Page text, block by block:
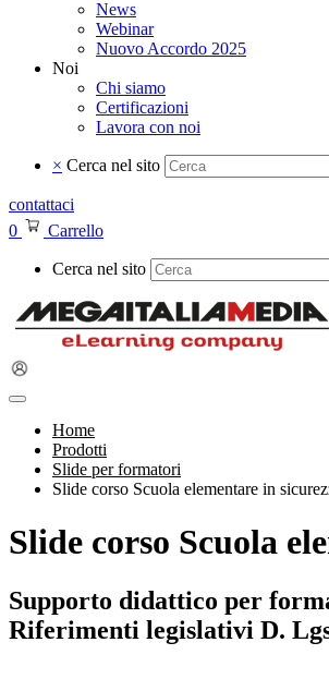
News
Webinar
Nuovo Accordo 2025
Noi
Chi siamo
Certificazioni
Lavora con noi
× Cerca nel sito
contattaci
0
Carrello
Cerca nel sito
Home
Prodotti
Slide per formatori
Slide corso Scuola elementare in
Slide corso Scuola
Supporto didattico per
Riferimenti legislativi D.